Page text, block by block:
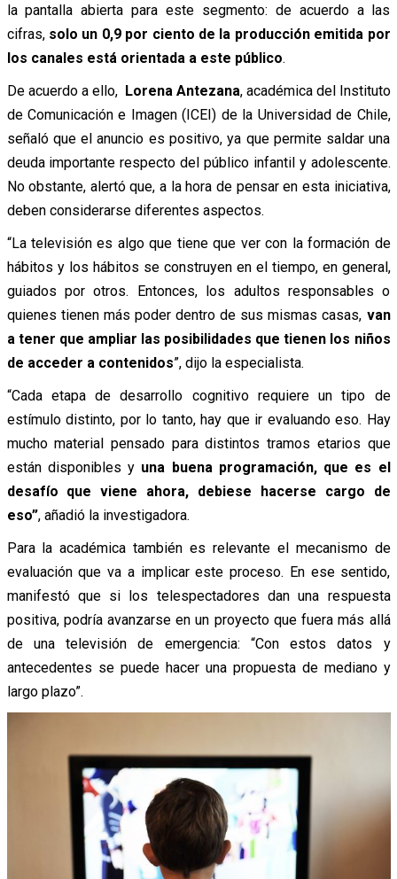
la pantalla abierta para este segmento: de acuerdo a las
cifras, solo un 0,9 por ciento de la producción emitida por
los canales está orientada a este público.
De acuerdo a ello, Lorena Antezana, académica del Instituto
de Comunicación e Imagen (ICEI) de la Universidad de Chile,
señaló que el anuncio es positivo, ya que permite saldar una
deuda importante respecto del público infantil y adolescente.
No obstante, alertó que, a la hora de pensar en esta iniciativa,
deben considerarse diferentes aspectos.
“La televisión es algo que tiene que ver con la formación de
hábitos y los hábitos se construyen en el tiempo, en general,
guiados por otros. Entonces, los adultos responsables o
quienes tienen más poder dentro de sus mismas casas, van
a tener que ampliar las posibilidades que tienen los niños
de acceder a contenidos”, dijo la especialista.
“Cada etapa de desarrollo cognitivo requiere un tipo de
estímulo distinto, por lo tanto, hay que ir evaluando eso. Hay
mucho material pensado para distintos tramos etarios que
están disponibles y una buena programación, que es el
desafío que viene ahora, debiese hacerse cargo de
eso”, añadió la investigadora.
Para la académica también es relevante el mecanismo de
evaluación que va a implicar este proceso. En ese sentido,
manifestó que si los telespectadores dan una respuesta
positiva, podría avanzarse en un proyecto que fuera más allá
de una televisión de emergencia: “Con estos datos y
antecedentes se puede hacer una propuesta de mediano y
largo plazo”.